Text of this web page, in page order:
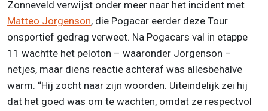
Zonneveld verwijst onder meer naar het incident met
Matteo Jorgenson, die Pogacar eerder deze Tour
onsportief gedrag verweet. Na Pogacars val in etappe
11 wachtte het peloton – waaronder Jorgenson –
netjes, maar diens reactie achteraf was allesbehalve
warm. “Hij zocht naar zijn woorden. Uiteindelijk zei hij
dat het goed was om te wachten, omdat ze respectvol